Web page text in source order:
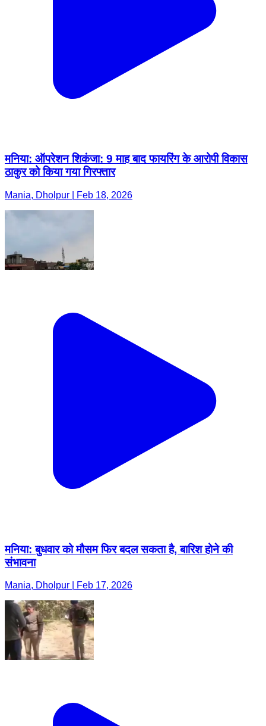
मनिया: ऑपरेशन शिकंजा: 9 माह बाद फायरिंग के आरोपी विकास
ठाकुर को किया गया गिरफ्तार
Mania, Dholpur | Feb 18, 2026
मनिया: बुधवार को मौसम फिर बदल सकता है, बारिश होने की
संभावना
Mania, Dholpur | Feb 17, 2026